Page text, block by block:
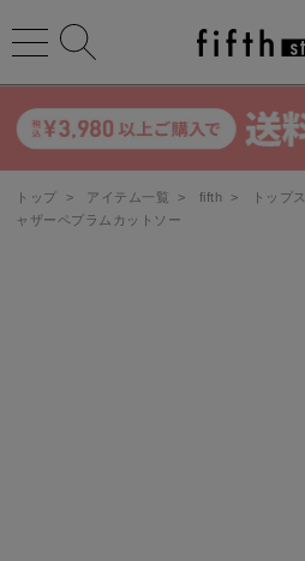
トップ > アイテム一覧 > fifth > トップス
ャザーペプラムカットソー